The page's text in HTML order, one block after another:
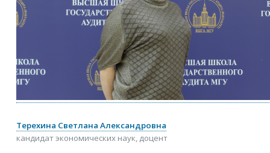
Терехина Светлана Александровна
кандидат экономических наук, доцент